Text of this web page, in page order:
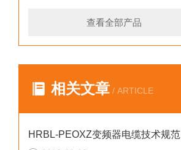
查看全部产品
相关文章 / ARTICLE
HRBL-PEOXZ变频器电缆技术规范